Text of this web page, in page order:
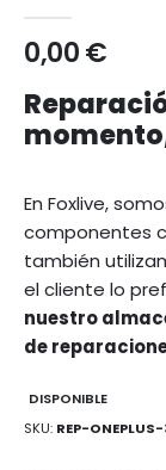
0,00 €
En Foxlive,
componentes
también
el cliente lo
nuestro
de
DISPONIBLE
SKU REP-